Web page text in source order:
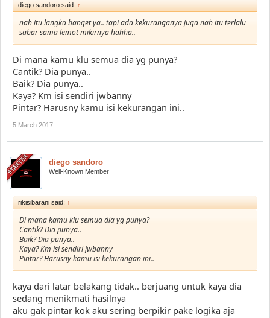
diego sandoro said: ↑
nah itu langka banget ya.. tapi ada kekuranganya juga nah itu terlalu
sabar sama lemot mikirnya hahha..
Di mana kamu klu semua dia yg punya?
Cantik? Dia punya..
Baik? Dia punya..
Kaya? Km isi sendiri jwbanny
Pintar? Harusny kamu isi kekurangan ini..
5 March 2017
diego sandoro
Well-Known Member
rikisibarani said: ↑
Di mana kamu klu semua dia yg punya?
Cantik? Dia punya..
Baik? Dia punya..
Kaya? Km isi sendiri jwbanny
Pintar? Harusny kamu isi kekurangan ini..
kaya dari latar belakang tidak.. berjuang untuk kaya dia
sedang menikmati hasilnya
aku gak pintar kok aku sering berpikir pake logika aja